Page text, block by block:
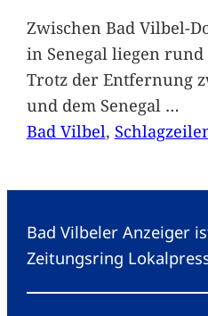
Zwischen Bad Vilbel-
in Senegal liegen rund
Trotz der Entfernung
und dem Senegal …
Bad Vilbel,
Bad Vilbeler Anzeiger
Zeitungsring